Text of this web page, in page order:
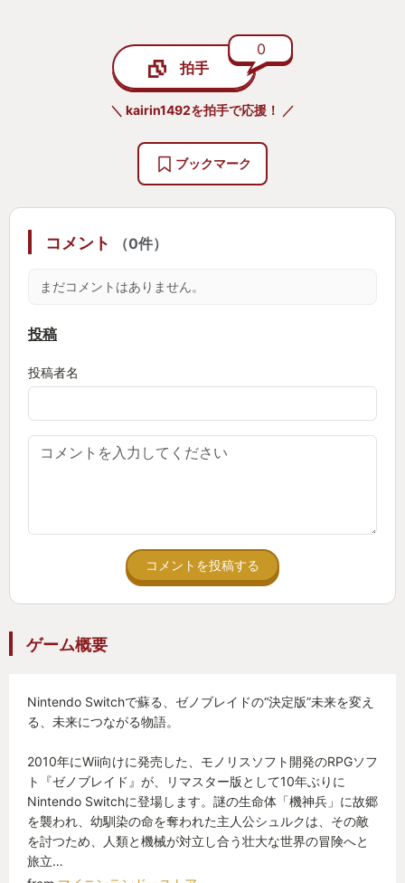
拍手
0
＼ kairin1492を拍手で応援！ ／
ブックマーク
コメント （0件）
まだコメントはありません。
投稿
投稿者名
コメントを投稿する
ゲーム概要
Nintendo Switchで蘇る、ゼノブレイドの“決定版”未来を変え
る、未来につながる物語。
2010年にWii向けに発売した、モノリスソフト開発のRPGソフ
ト『ゼノブレイド』が、リマスター版として10年ぶりに
Nintendo Switchに登場します。謎の生命体「機神兵」に故郷
を襲われ、幼馴染の命を奪われた主人公シュルクは、その敵
を討つため、人類と機械が対立し合う壮大な世界の冒険へと
旅立…